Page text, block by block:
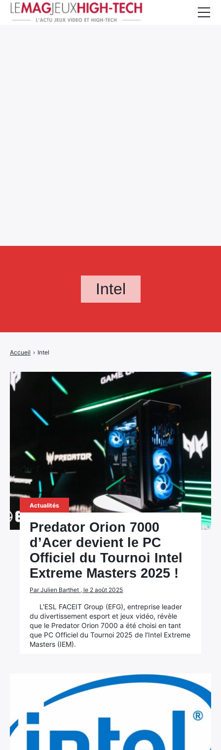
Intel
Accueil › Intel
Actualités
Predator Orion 7000
d’Acer devient le PC
Officiel du Tournoi Intel
Extreme Masters 2025 !
Par Julien Barthet , le 2 août 2025
L'ESL FACEIT Group (EFG), entreprise leader
du divertissement esport et jeux vidéo, révèle
que le Predator Orion 7000 a été choisi en tant
que PC Officiel du Tournoi 2025 de l’Intel Extreme
Masters (IEM).